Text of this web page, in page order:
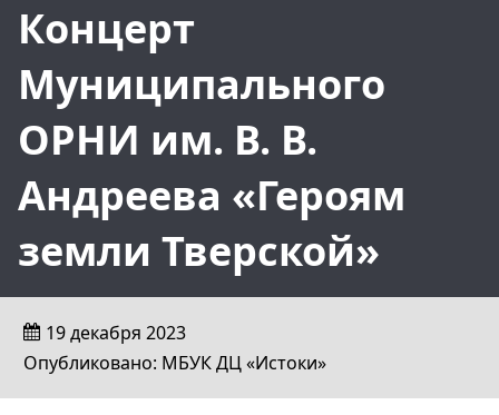
Концерт
Муниципального
ОРНИ им. В. В.
Андреева «Героям
земли Тверской»
19 декабря 2023
Опубликовано: МБУК ДЦ «Истоки»